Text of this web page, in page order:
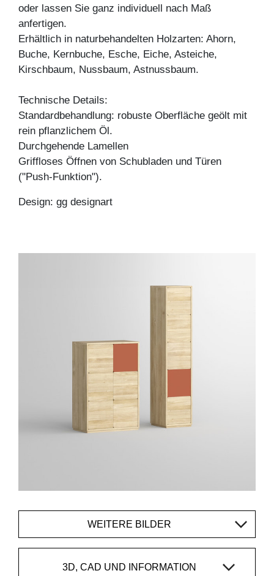
oder lassen Sie ganz individuell nach Maß
anfertigen.
Erhältlich in naturbehandelten Holzarten: Ahorn,
Buche, Kernbuche, Esche, Eiche, Asteiche,
Kirschbaum, Nussbaum, Astnussbaum.
Technische Details:
Standardbehandlung: robuste Oberfläche geölt mit
rein pflanzlichem Öl.
Durchgehende Lamellen
Griffloses Öffnen von Schubladen und Türen
("Push-Funktion").
Design: gg designart
WEITERE BILDER
3D, CAD UND INFORMATION